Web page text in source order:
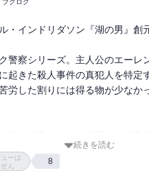
クログ
・インドリダソン『湖の男』創
警察シリーズ。主人公のエーレ
起きた殺人事件の真犯人を特定
労した割りには得る物が少なか
器がくくり付けられていた。エ
農機具のセールスマンが婚約者
続きを読む
ーは
ん
8